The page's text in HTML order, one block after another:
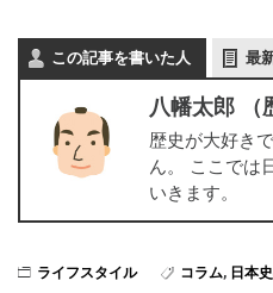
この記事を書いた人 最
八幡太郎 （
歴史が大好き
ん。 ここでは
いきます。
ライフスタイル コラム, 日本